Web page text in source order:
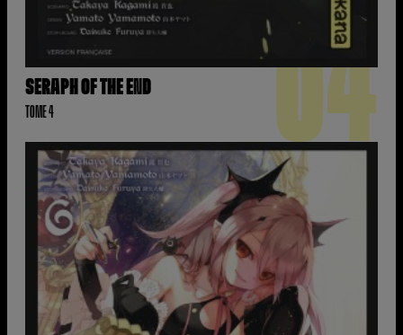
SERAPH OF THE END
TOME 4 04